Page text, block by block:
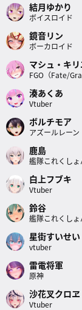
結月ゆかり
ボイスロイド
鏡音リン
ボーカロイド
湊あくあ
Vtuber
ボルチモア
アズールレーン
鹿島
白上フブキ
Vtuber
鈴谷
星街すいせい
vtuber
雷電将軍
原神
沙花叉クロヱ
Vtuber